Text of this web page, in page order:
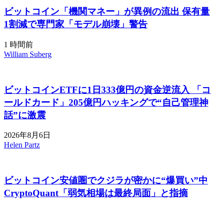
ビットコイン「機関マネー」が異例の流出 保有量
1割減で専門家「モデル崩壊」警告
1 時間前
William Suberg
ビットコインETFに1日333億円の資金逆流入 「コ
ールドカード」205億円ハッキングで“自己管理神
話”に激震
2026年8月6日
Helen Partz
ビットコイン安値圏でクジラが密かに“爆買い”中
CryptoQuant「弱気相場は最終局面」と指摘